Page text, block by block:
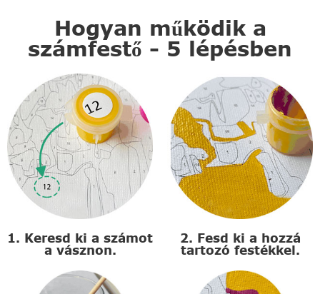
Hogyan működik a
számfestő - 5 lépésben
1. Keresd ki a számot
a vásznon.
2. Fesd ki a hozzá
tartozó festékkel.